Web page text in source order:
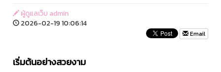
ผู้ดูแลเว็บ admin
2026-02-19 10:06:14
Email
เริ่มต้นอย่างสวยงาม